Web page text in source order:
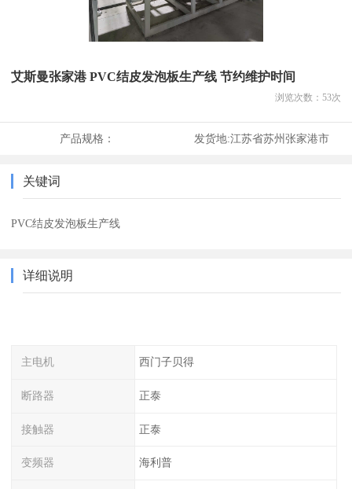
艾斯曼张家港 PVC结皮发泡板生产线 节约维护时间
浏览次数： 53次
产品规格： 发货地:江苏省苏州张家港市
关键词
PVC结皮发泡板生产线
详细说明
主电机 西门子贝得
断路器 正泰
接触器 正泰
变频器 海利普